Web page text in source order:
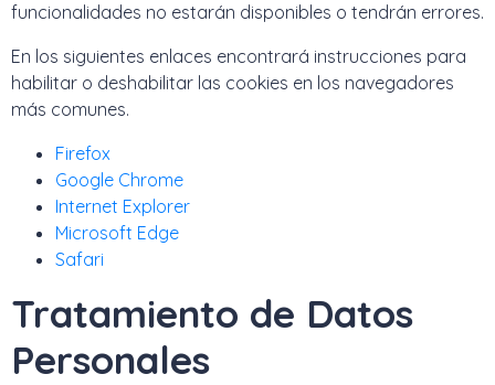
funcionalidades no estarán disponibles o tendrán errores.
En los siguientes enlaces encontrará instrucciones para
habilitar o deshabilitar las cookies en los navegadores
más comunes.
Firefox
Google Chrome
Internet Explorer
Microsoft Edge
Safari
Tratamiento de Datos
Personales